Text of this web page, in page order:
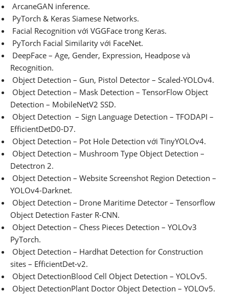
ArcaneGAN inference.
PyTorch & Keras Siamese Networks.
Facial Recognition với VGGFace trong Keras.
PyTorch Facial Similarity với FaceNet.
DeepFace – Age, Gender, Expression, Headpose và
Recognition.
Object Detection – Gun, Pistol Detector – Scaled-YOLOv4.
Object Detection – Mask Detection – TensorFlow Object
Detection – MobileNetV2 SSD.
Object Detection – Sign Language Detection – TFODAPI –
EfficientDetD0-D7.
Object Detection – Pot Hole Detection với TinyYOLOv4.
Object Detection – Mushroom Type Object Detection –
Detectron 2.
Object Detection – Website Screenshot Region Detection –
YOLOv4-Darknet.
Object Detection – Drone Maritime Detector – Tensorflow
Object Detection Faster R-CNN.
Object Detection – Chess Pieces Detection – YOLOv3
PyTorch.
Object Detection – Hardhat Detection for Construction
sites – EfficientDet-v2.
Object DetectionBlood Cell Object Detection – YOLOv5.
Object DetectionPlant Doctor Object Detection – YOLOv5.